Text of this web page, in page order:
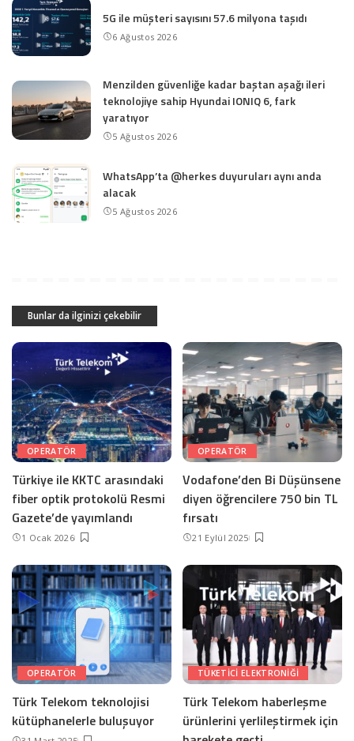
5G ile müşteri sayısını 57.6 milyona taşıdı
6 Ağustos 2026
Menzilden güvenliğe kadar baştan aşağı ileri
teknolojiye sahip Hyundai IONIQ 6, fark
yaratıyor
5 Ağustos 2026
WhatsApp’ta @herkes duyuruları aynı anda
alacak
5 Ağustos 2026
Bunlar da ilginizi çekebilir
OPERATÖR
Türkiye ile KKTC arasındaki
fiber optik protokolü Resmi
Gazete’de yayımlandı
1 Ocak 2026
OPERATÖR
Vodafone’den Bi Düşünsene
diyen öğrencilere 750 bin TL
fırsatı
21 Eylül 2025
OPERATÖR
Türk Telekom teknolojisi
kütüphanelerle buluşuyor
TÜKETICI ELEKTRONIĞI
Türk Telekom haberleşme
ürünlerini yerlileştirmek için